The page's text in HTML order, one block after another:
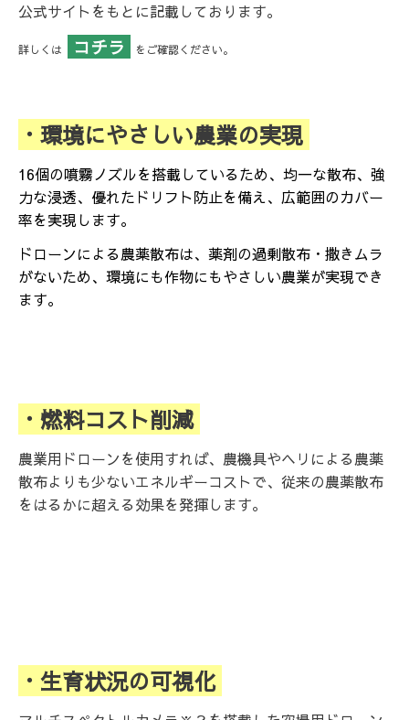
公式サイトをもとに記載しております。
詳しくは コチラ をご確認ください。
・環境にやさしい農業の実現
16個の噴霧ノズルを搭載しているため、均一な散布、強
力な浸透、優れたドリフト防止を備え、広範囲のカバー
率を実現します。
ドローンによる農薬散布は、薬剤の過剰散布・撒きムラ
がないため、環境にも作物にもやさしい農業が実現でき
ます。
・燃料コスト削減
農業用ドローンを使用すれば、農機具やヘリによる農薬
散布よりも少ないエネルギーコストで、従来の農薬散布
をはるかに超える効果を発揮します。
・生育状況の可視化